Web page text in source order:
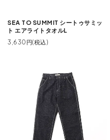
SEA TO SUMMIT シートゥサミッ
ト エアライトタオルL
3,630円(税込)